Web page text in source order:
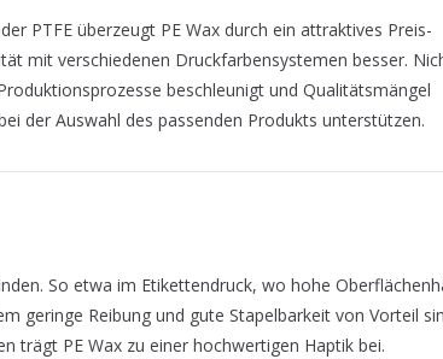
PTFE überzeugt PE Wax durch ein attraktives Preis-
mit verschiedenen Druckfarbensystemen besser.
beschleunigt und Qualitätsmängel
der Auswahl des passenden Produkts unterstützen.
So etwa im Etikettendruck, wo hohe
geringe Reibung und gute Stapelbarkeit von Vorteil
trägt PE Wax zu einer hochwertigen Haptik bei.